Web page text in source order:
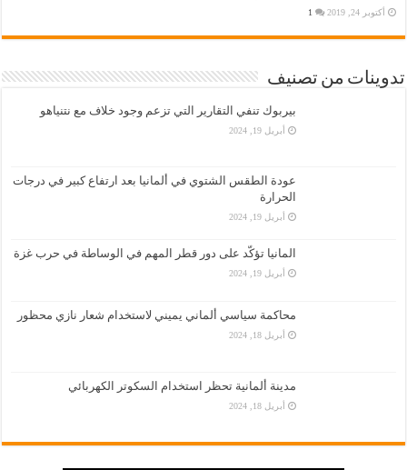
أكتوبر 24, 2019 1
تدوينات من تصنيف
بيربوك تنفي التقارير التي تزعم وجود خلاف مع نتنياهو
أبريل 19, 2024
عودة الطقس الشتوي في ألمانيا بعد ارتفاع كبير في درجات
الحرارة
أبريل 19, 2024
المانيا تؤكّد على دور قطر المهم في الوساطة في حرب غزة
أبريل 19, 2024
محاكمة سياسي ألماني يميني لاستخدام شعار نازي محظور
أبريل 18, 2024
مدينة ألمانية تحظر استخدام السكوتر الكهربائي
أبريل 18, 2024